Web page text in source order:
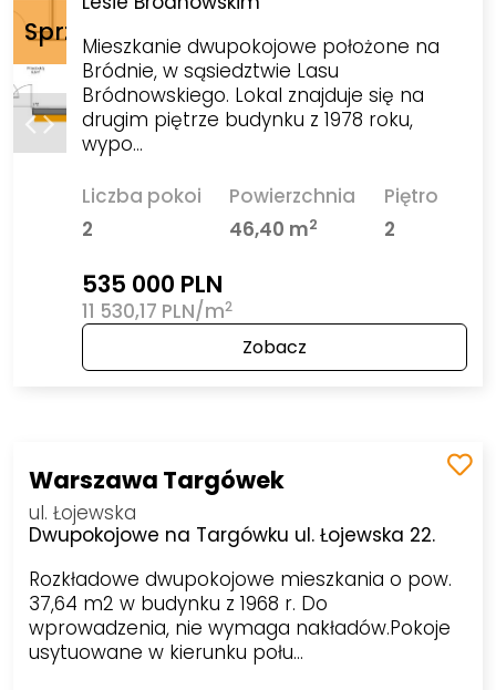
Mieszkanie dwupokojowe położone na
Bródnie, w sąsiedztwie Lasu
Bródnowskiego. Lokal znajduje się na
drugim piętrze budynku z 1978 roku,
wypo…
Liczba pokoi
2
Powierzchnia
46,40 m2
Piętro
2
535 000 PLN
11 530,17 PLN/m2
Zobacz
Warszawa Targówek
ul. Łojewska
Dwupokojowe na Targówku ul. Łojewska 22.
Rozkładowe dwupokojowe mieszkania o pow.
37,64 m2 w budynku z 1968 r. Do
wprowadzenia, nie wymaga nakładów.Pokoje
usytuowane w kierunku połu…